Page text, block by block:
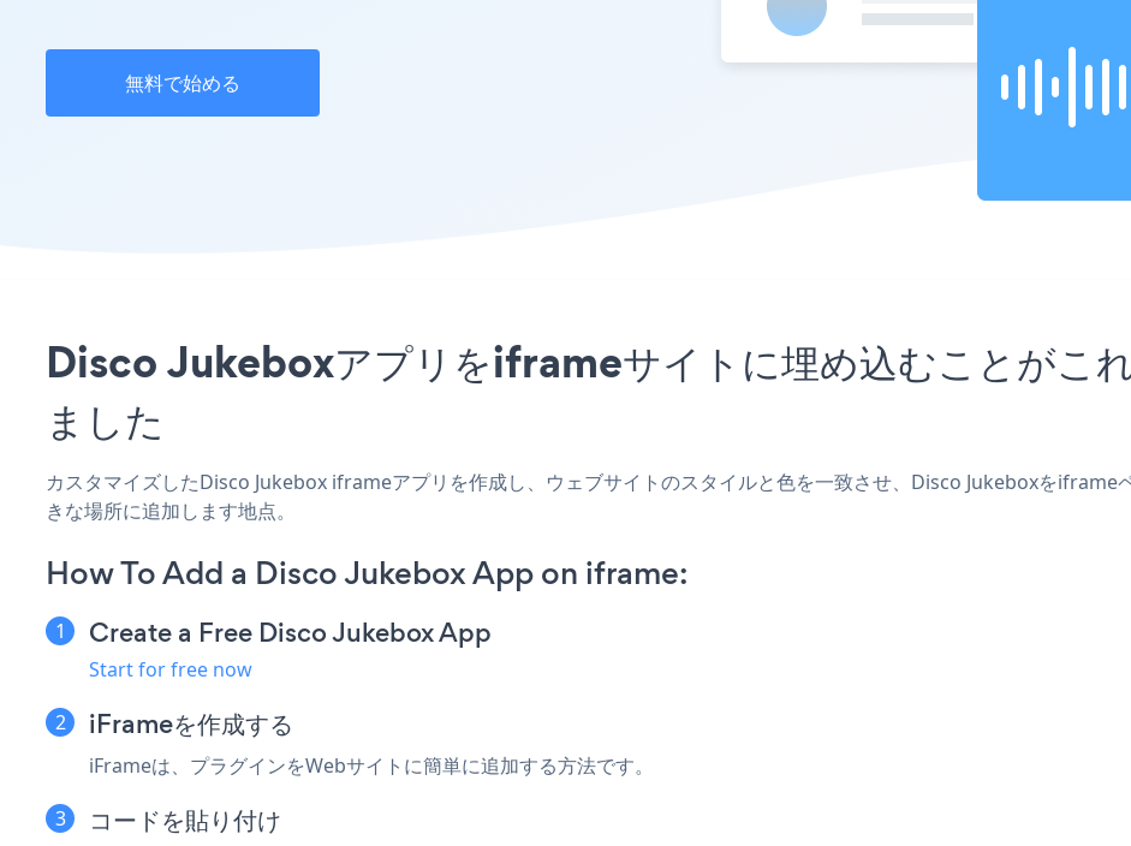
無料で始める
Disco Jukeboxアプリをiframeサイトに埋め込むことがこ
ました
カスタマイズしたDisco Jukebox iframeアプリを作成し、ウェブサイトのスタイルと色を一致させ、Disco Jukeboxをiframe
きな場所に追加します地点。
How To Add a Disco Jukebox App on iframe:
Create a Free Disco Jukebox App
Start for free now
iFrameを作成する
iFrameは、プラグインをWebサイトに簡単に追加する方法です。
コードを貼り付け